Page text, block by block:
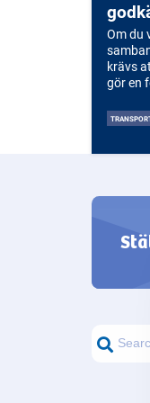
för alla.
Om du
krävs
gör en